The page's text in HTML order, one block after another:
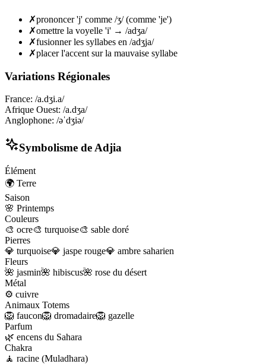
✗prononcer 'j' comme /ʒ/ (comme 'je')
✗omettre la voyelle 'i' → /adʒa/
✗fusionner les syllabes en /adʒja/
✗placer l'accent sur la mauvaise syllabe
Variations Régionales
France: /a.dʒi.a/
Afrique Ouest: /a.dʒa/
Anglophone: /əˈdʒiə/
Symbolisme de Adjia
Élément
🌍 Terre
Saison
🌸 Printemps
Couleurs
🎨 ocre🎨 turquoise🎨 sable doré
Pierres
💎 turquoise💎 jaspe rouge💎 ambre saharien
Fleurs
🌺 jasmin🌺 hibiscus🌺 rose du désert
Métal
⚙️ cuivre
Animaux Totems
🦁 faucon🦁 dromadaire🦁 gazelle
Parfum
🌿 encens du Sahara
Chakra
🧘 racine (Muladhara)